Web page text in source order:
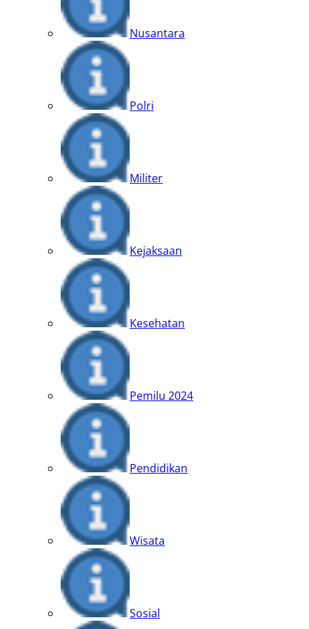
Nusantara
Polri
Militer
Kejaksaan
Kesehatan
Pemilu 2024
Pendidikan
Wisata
Sosial